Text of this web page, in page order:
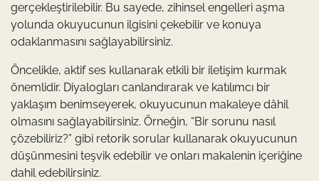
gerçekleştirilebilir. Bu sayede, zihinsel engelleri aşma
yolunda okuyucunun ilgisini çekebilir ve konuya
odaklanmasını sağlayabilirsiniz.
Öncelikle, aktif ses kullanarak etkili bir iletişim kurmak
önemlidir. Diyalogları canlandırarak ve katılımcı bir
yaklaşım benimseyerek, okuyucunun makaleye dâhil
olmasını sağlayabilirsiniz. Örneğin, “Bir sorunu nasıl
çözebiliriz?” gibi retorik sorular kullanarak okuyucunun
düşünmesini teşvik edebilir ve onları makalenin içeriğine
dahil edebilirsiniz.